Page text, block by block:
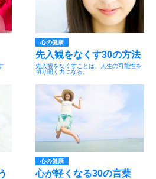
心の健康
先入観をなくす30の方法
先入観をなくすことは、人生の可能性を
切り開く力になる。
心の健康
心が軽くなる30の言葉